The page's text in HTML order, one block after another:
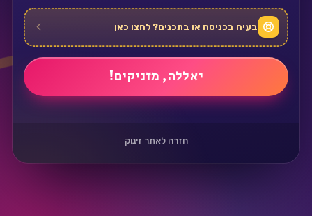
בעיה בכניסה או בתכנים? לחצו כאן
חזרה לאתר זינוק